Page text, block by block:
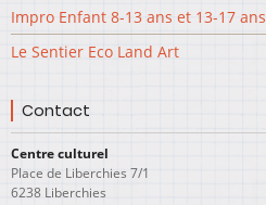
Impro Enfant 8-13 ans et 13-17 ans
Le Sentier Eco Land Art
Contact
Centre culturel
Place de Liberchies 7/1
6238 Liberchies